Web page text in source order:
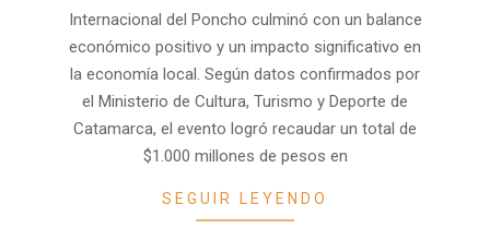
Internacional del Poncho culminó con un balance
económico positivo y un impacto significativo en
la economía local. Según datos confirmados por
el Ministerio de Cultura, Turismo y Deporte de
Catamarca, el evento logró recaudar un total de
$1.000 millones de pesos en
SEGUIR LEYENDO